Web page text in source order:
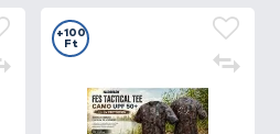
+100
Ft